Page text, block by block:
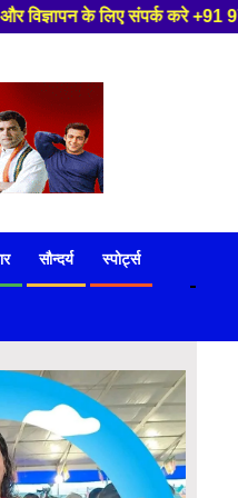
,हमारे यूट्यूब चैनल को
सौन्दर्य स्पोर्ट्स
-